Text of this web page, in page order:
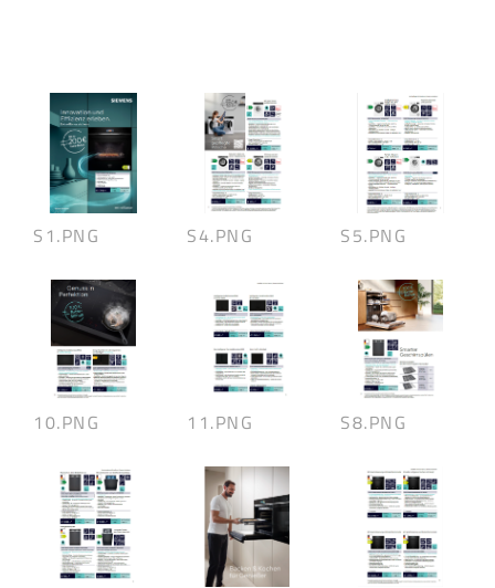
S1.PNG S4.PNG S5.PNG
10.PNG 11.PNG S8.PNG